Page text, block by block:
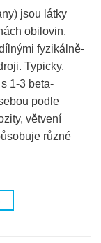
jsou látky
obilovin,
fyzikálně-
Typicky,
1-3 beta-
podle
větvení
různé